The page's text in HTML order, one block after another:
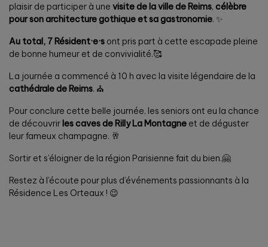
plaisir de participer à une visite de la ville de Reims, célèbre
pour son architecture gothique et sa gastronomie. ✨
Au total, 7 Résident·e·s ont pris part à cette escapade pleine
de bonne humeur et de convivialité.🥰
La journée a commencé à 10 h avec la visite légendaire de la
cathédrale de Reims. ⛪
Pour conclure cette belle journée, les seniors ont eu la chance
de découvrir les caves de Rilly La Montagne et de déguster
leur fameux champagne. 🥂
Sortir et s’éloigner de la région Parisienne fait du bien.🤗
Restez à l’écoute pour plus d’événements passionnants à la
Résidence Les Orteaux ! 😉